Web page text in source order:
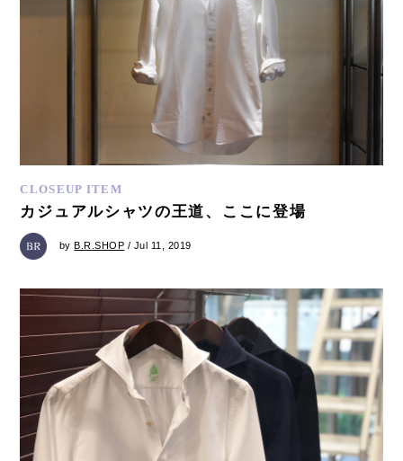
CLOSEUP ITEM
カジュアルシャツの王道、ここに登場
byB.R.SHOP / Jul 11, 2019